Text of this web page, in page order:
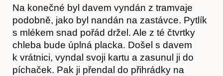
Na konečné byl davem vyndán z tramvaje
podobně, jako byl nandán na zastávce. Pytlík
s mlékem snad pořád držel. Ale z té čtvrtky
chleba bude úplná placka. Došel s davem
k vrátnici, vyndal svoji kartu a zasunul ji do
píchaček. Pak ji přendal do přihrádky na